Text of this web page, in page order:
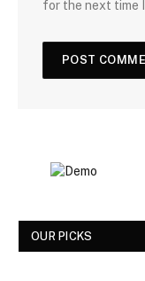
for the next time
OUR PICKS